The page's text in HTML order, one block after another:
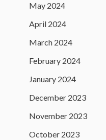
May 2024
April 2024
March 2024
February 2024
January 2024
December 2023
November 2023
October 2023